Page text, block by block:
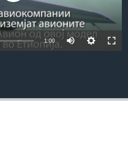
1:00